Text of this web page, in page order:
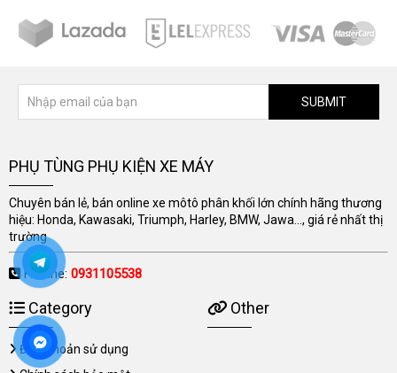
SUBMIT
PHỤ TÙNG PHỤ KIỆN XE MÁY
Chuyên bán lẻ, bán online xe môtô phân khối lớn chính hãng thương
hiệu: Honda, Kawasaki, Triumph, Harley, BMW, Jawa..., giá rẻ nhất thị
trường
Hotline: 0931105538
Category
Điều khoản sử dụng
Other